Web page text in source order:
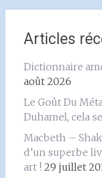
Articles
Dictionnaire
août 2026
Le Goût Du
Duhamel, cela
Macbeth –
d’un superbe
art ! 29 juillet